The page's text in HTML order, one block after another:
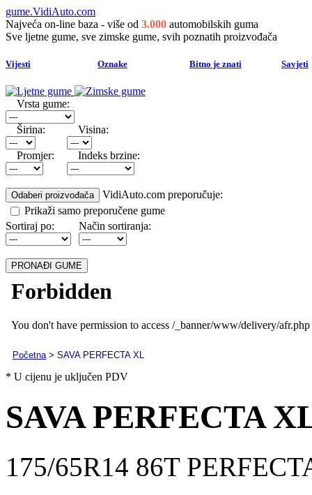
gume.VidiAuto.com
Najveća on-line baza - više od 3.000 automobilskih guma
Sve ljetne gume, sve zimske gume, svih poznatih proizvođača
Vijesti Oznake Bitno je znati Savjeti
Vrsta gume:
Širina: Visina:
Promjer: Indeks brzine:
VidiAuto.com preporučuje:
Prikaži samo preporučene gume
Sortiraj po:
Način sortiranja:
Početna> SAVA PERFECTA XL
* U cijenu je uključen PDV
SAVA PERFECTA
175/65R14 86T